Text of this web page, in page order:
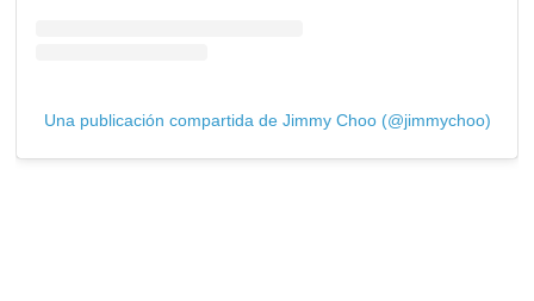
Una publicación compartida de Jimmy Choo (@jimmychoo)